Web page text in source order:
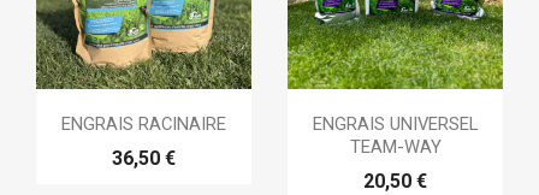
ENGRAIS RACINAIRE
36,50 €
ENGRAIS UNIVERSEL
TEAM-WAY
20,50 €